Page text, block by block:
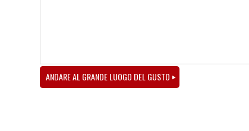
ANDARE AL GRANDE LUOGO DEL GUSTO